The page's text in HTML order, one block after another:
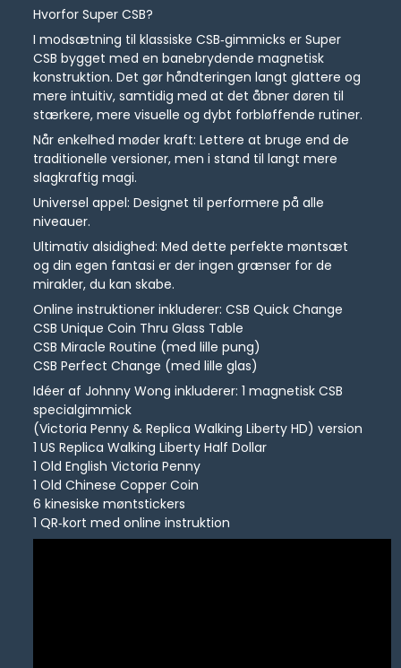
Hvorfor Super CSB?
I modsætning til klassiske CSB‑gimmicks er Super
CSB bygget med en banebrydende magnetisk
konstruktion. Det gør håndteringen langt glattere og
mere intuitiv, samtidig med at det åbner døren til
stærkere, mere visuelle og dybt forbløffende rutiner.
Når enkelhed møder kraft: Lettere at bruge end de
traditionelle versioner, men i stand til langt mere
slagkraftig magi.
Universel appel: Designet til performere på alle
niveauer.
Ultimativ alsidighed: Med dette perfekte møntsæt
og din egen fantasi er der ingen grænser for de
mirakler, du kan skabe.
Online instruktioner inkluderer: CSB Quick Change
CSB Unique Coin Thru Glass Table
CSB Miracle Routine (med lille pung)
CSB Perfect Change (med lille glas)
Idéer af Johnny Wong inkluderer: 1 magnetisk CSB
specialgimmick
(Victoria Penny & Replica Walking Liberty HD) version
1 US Replica Walking Liberty Half Dollar
1 Old English Victoria Penny
1 Old Chinese Copper Coin
6 kinesiske møntstickers
1 QR‑kort med online instruktion